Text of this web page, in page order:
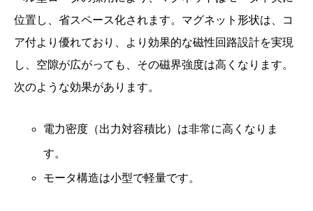
位置し、省スペース化されます。マグネット形状は、コ
ア付より優れており、より効果的な磁性回路設計を実現
し、空隙が広がっても、その磁界強度は高くなります。
次のような効果があります。
電力密度（出力対容積比）は非常に高くなりま
す。
モータ構造は小型で軽量です。